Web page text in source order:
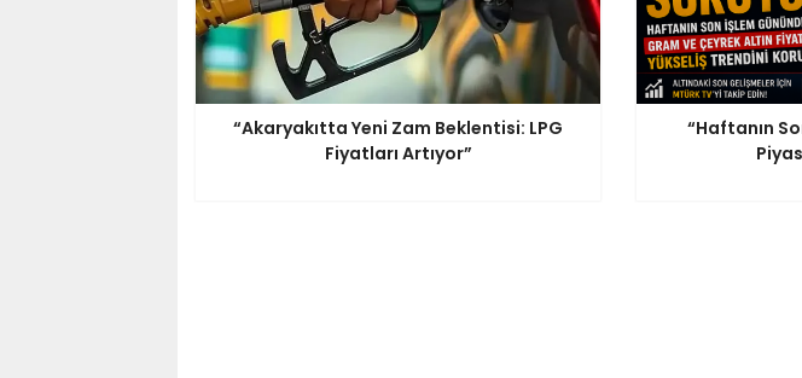
“Akaryakıtta Yeni Zam Beklentisi: LPG
Fiyatları Artıyor”
“Haftanın